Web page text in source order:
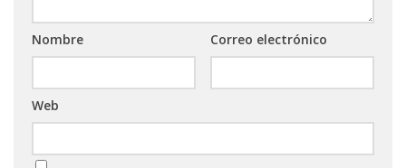
Nombre Correo electrónico
Web